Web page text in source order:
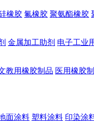
橡胶 氟橡胶 聚氨酯橡胶
金属加工助剂 电子工业
教用橡胶制品 医用橡胶
面涂料 塑料涂料 印染涂